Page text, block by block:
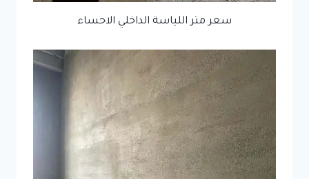
سعر متر اللياسة الداخلي الاحساء